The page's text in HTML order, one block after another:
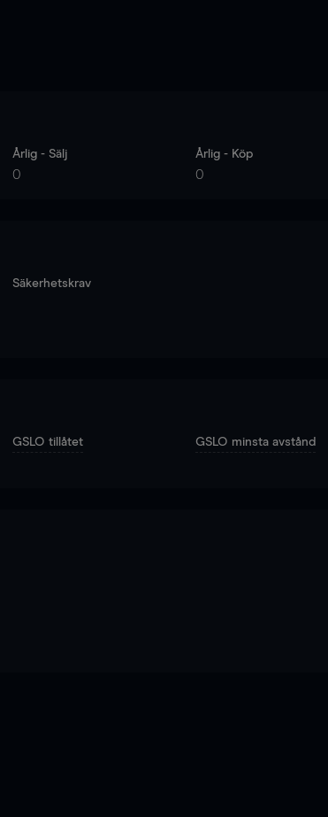
Årlig - Sälj
0
Årlig - Köp
0
Säkerhetskrav
GSLO tillåtet GSLO minsta avstånd